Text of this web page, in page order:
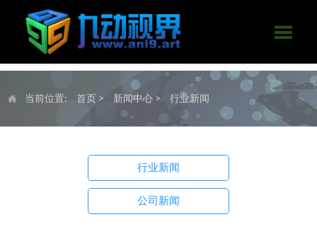

 当前位置: 首页 > 新闻中心 > 行业新闻
行业新闻
公司新闻